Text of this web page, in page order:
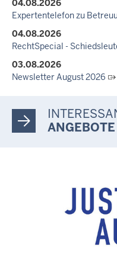
RechtSpecial -
04.08.2026
Expertentelefon zu
04.08.2026
RechtSpecial -
03.08.2026
Newsletter August 2026
Dein Mut findet Rückhalt:
Informationskampagne
Justiz der Zukunft
zieht positive Bilanz des